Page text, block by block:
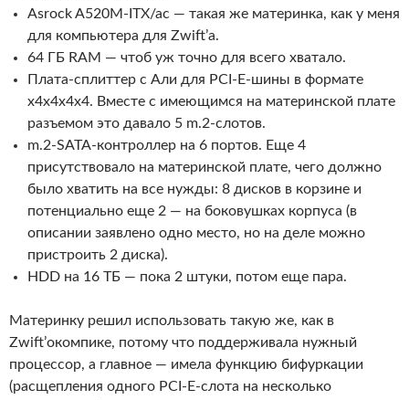
Asrock A520M-ITX/ac — такая же материнка, как у меня
для компьютера для Zwift’а.
64 ГБ RAM — чтоб уж точно для всего хватало.
Плата-сплиттер с Али для PCI-E-шины в формате
x4x4x4x4. Вместе с имеющимся на материнской плате
разъемом это давало 5 m.2-слотов.
m.2-SATA-контроллер на 6 портов. Еще 4
присутствовало на материнской плате, чего должно
было хватить на все нужды: 8 дисков в корзине и
потенциально еще 2 — на боковушках корпуса (в
описании заявлено одно место, но на деле можно
пристроить 2 диска).
HDD на 16 ТБ — пока 2 штуки, потом еще пара.
Материнку решил использовать такую же, как в
Zwift’окомпике, потому что поддерживала нужный
процессор, а главное — имела функцию бифуркации
(расщепления одного PCI-E-слота на несколько